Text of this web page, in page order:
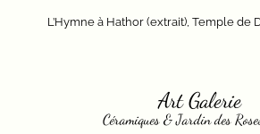
L’Hymne à Hathor (extrait), Temple de
Art Galerie
Céramiques & Jardin des